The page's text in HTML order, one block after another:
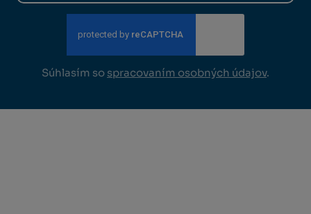
Súhlasím so spracovaním osobných údajov.